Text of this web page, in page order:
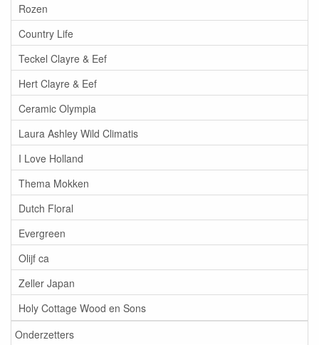
Rozen
Country Life
Teckel Clayre & Eef
Hert Clayre & Eef
Ceramic Olympia
Laura Ashley Wild Climatis
I Love Holland
Thema Mokken
Dutch Floral
Evergreen
Olijf ca
Zeller Japan
Holy Cottage Wood en Sons
Onderzetters